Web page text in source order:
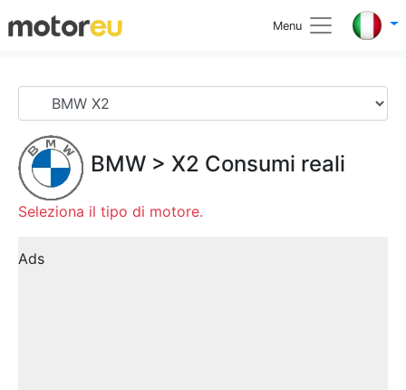
Menu
BMW > X2 Consumi reali
Seleziona il tipo di motore.
Ads